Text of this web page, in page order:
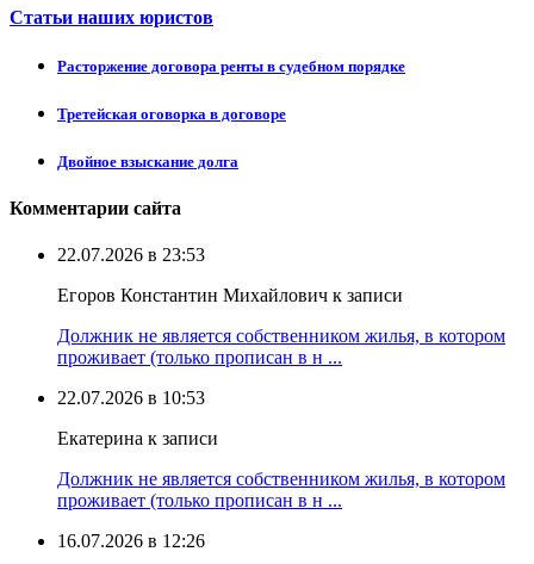
Статьи наших юристов
Расторжение договора ренты в судебном порядке
Третейская оговорка в договоре
Двойное взыскание долга
Комментарии сайта
22.07.2026 в 23:53
Егоров Константин Михайлович к записи
Должник не является собственником жилья, в котором
проживает (только прописан в н ...
22.07.2026 в 10:53
Екатерина к записи
Должник не является собственником жилья, в котором
проживает (только прописан в н ...
16.07.2026 в 12:26